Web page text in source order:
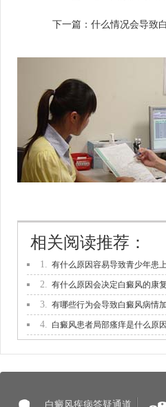
下一篇： 什么情况会导致
1. 有什么原因容易导致青少年患
2. 有什么原因会决定白癜风的康
3. 有哪些行为会导致白癜风病情
4. 白癜风患者局部瘙痒是什么原
相关阅读推荐：
白癜风疾病答疑通道